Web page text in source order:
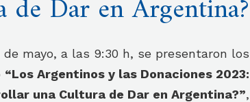
de Dar en Argentina?
de mayo, a las 9:30 h, se presentaron los
“Los Argentinos y las Donaciones 2023:
una Cultura de Dar en Argentina?”,